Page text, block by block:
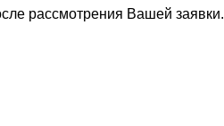
рассмотрения Вашей заявки.